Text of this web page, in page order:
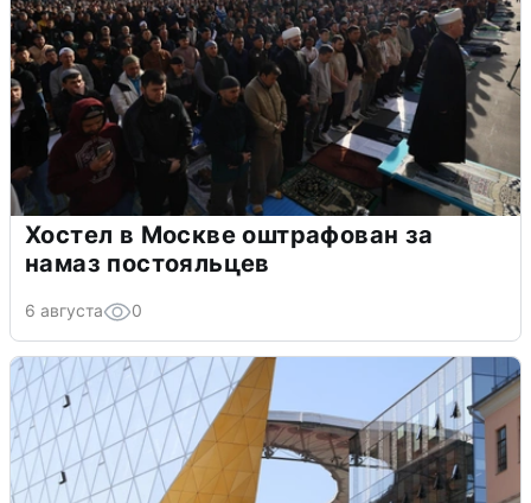
Хостел в Москве оштрафован за
намаз постояльцев
6 августа 0